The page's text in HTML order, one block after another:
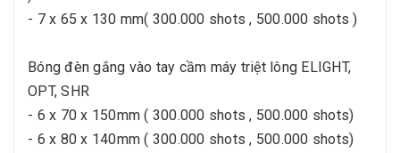
- 7 x 65 x 130 mm( 300.000 shots , 500.000 shots )
Bóng đèn gắng vào tay cầm máy triệt lông ELIGHT,
OPT, SHR
- 6 x 70 x 150mm ( 300.000 shots , 500.000 shots)
- 6 x 80 x 140mm ( 300.000 shots , 500.000 shots)